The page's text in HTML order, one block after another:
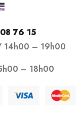
76 15
14h00 – 19h00
– 18h00